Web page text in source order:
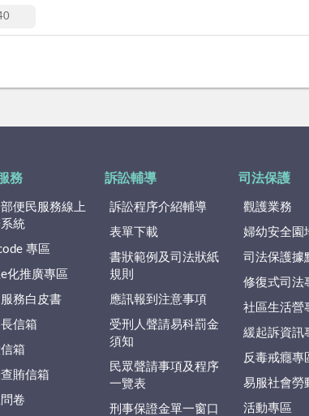
務
便民服務線上
統
專區
化推廣專區
務白皮書
信箱
箱
賄信箱
卷
訴訟輔導
訴訟程序介紹輔導
表單下載
書狀範例及司法狀紙
規則
應訊報到注意事項
受刑人聲請易科罰金
須知
民眾聲請事項及程序
一覽表
刑事保證金單一窗口
司法保護
觀護業務
婦幼安全園
司法保護據
修復式司法
社區生活營
緩起訴資訊
反毒戒癮專
易服社會勞
活動專區